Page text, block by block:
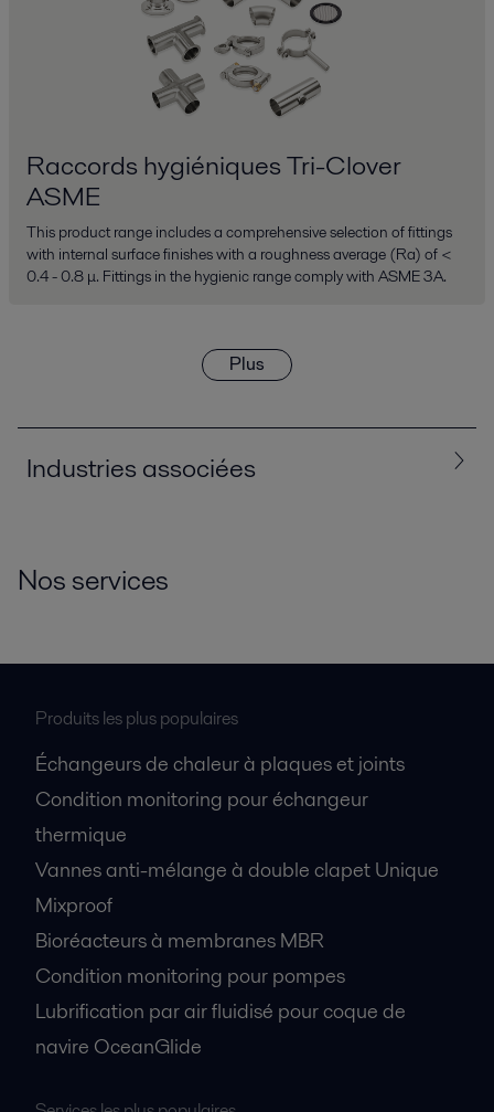
Raccords hygiéniques Tri-Clover
ASME
This product range includes a comprehensive selection of fittings
with internal surface finishes with a roughness average (Ra) of <
0.4 - 0.8 μ. Fittings in the hygienic range comply with ASME 3A.
Plus
Industries associées
Cosmétiques et soins corporels
les produits cosmétiques et de soins corporels nécessite l'expertise des
procédés et une vaste gamme d'équipements hygiéniques.
Nos services
Produits les plus populaires
Échangeurs de chaleur à plaques et joints
Condition monitoring pour échangeur
thermique
Vannes anti-mélange à double clapet Unique
Mixproof
Bioréacteurs à membranes MBR
Condition monitoring pour pompes
Lubrification par air fluidisé pour coque de
navire OceanGlide